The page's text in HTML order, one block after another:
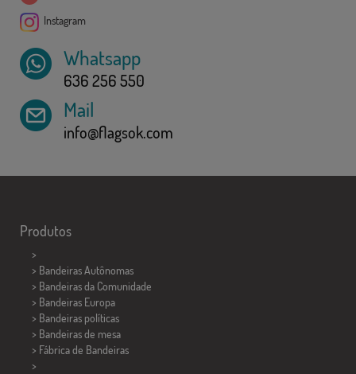
Instagram
Whatsapp
636 256 550
Mail
info@flagsok.com
Produtos
>
> Bandeiras Autônomas
> Bandeiras da Comunidade
> Bandeiras Europa
> Bandeiras políticas
> Bandeiras de mesa
> Fábrica de Bandeiras
>